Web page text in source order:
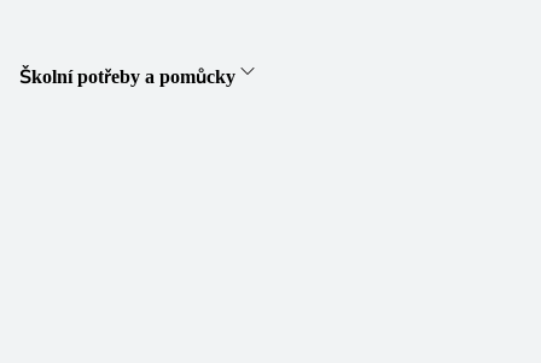
Školní potřeby a pomůcky